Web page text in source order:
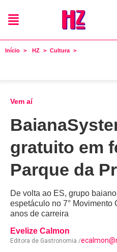
Início HZ Cultura
Vem aí
gratuito em
Parque da
De volta ao ES, grupo
espetáculo no 7°
anos de carreira
Evelize Calmon
Editora de Gastronomia /